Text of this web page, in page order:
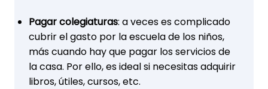
Pagar colegiaturas: a veces es complicado
cubrir el gasto por la escuela de los niños,
más cuando hay que pagar los servicios de
la casa. Por ello, es ideal si necesitas adquirir
libros, útiles, cursos, etc.